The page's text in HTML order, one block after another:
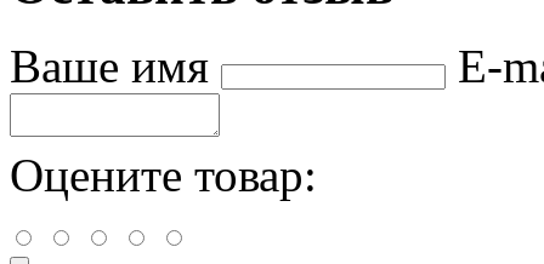
Ваше имя E-
Оцените товар: